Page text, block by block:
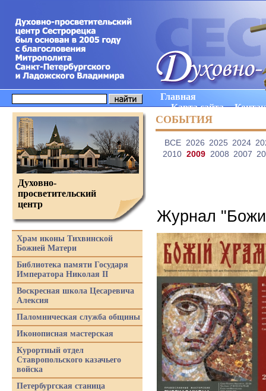
Главная
Карта сайта
СОБЫТИЯ
ВCE 2026 2025 2024
2010 2009 2008 2007
Журнал
Духовно-
просветительский
центр
Храм иконы Тихвинской
Божией Матери
Библиотека памяти Государя
Императора Николая II
Воскресная школа Цесаревича
Алексия
Паломническая служба общины
Иконописная мастерская
Курортный отдел
Ставропольского казачьего
войска
Петербургская станица